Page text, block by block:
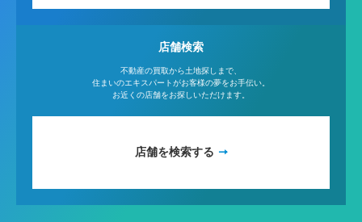
店舗検索
不動産の買取から土地探しまで、
住まいのエキスパートがお客様の夢をお手伝い。
お近くの店舗をお探しいただけます。
店舗を検索する